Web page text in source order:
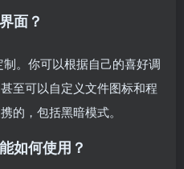
面？
制。你可以根据自己的喜好调
至可以自定义文件图标和程
的，包括黑暗模式。
如何使用？